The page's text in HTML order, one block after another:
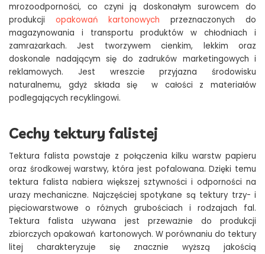
mrozoodporności, co czyni ją doskonałym surowcem do
produkcji opakowań kartonowych przeznaczonych do
magazynowania i transportu produktów w chłodniach i
zamrażarkach. Jest tworzywem cienkim, lekkim oraz
doskonale nadającym się do zadruków marketingowych i
reklamowych. Jest wreszcie przyjazna środowisku
naturalnemu, gdyż składa się w całości z materiałów
podlegających recyklingowi.
Cechy tektury falistej
Tektura falista powstaje z połączenia kilku warstw papieru
oraz środkowej warstwy, która jest pofalowana. Dzięki temu
tektura falista nabiera większej sztywności i odporności na
urazy mechaniczne. Najczęściej spotykane są tektury trzy- i
pięciowarstwowe o różnych grubościach i rodzajach fal.
Tektura falista używana jest przeważnie do produkcji
zbiorczych opakowań kartonowych. W porównaniu do tektury
litej charakteryzuje się znacznie wyższą jakością